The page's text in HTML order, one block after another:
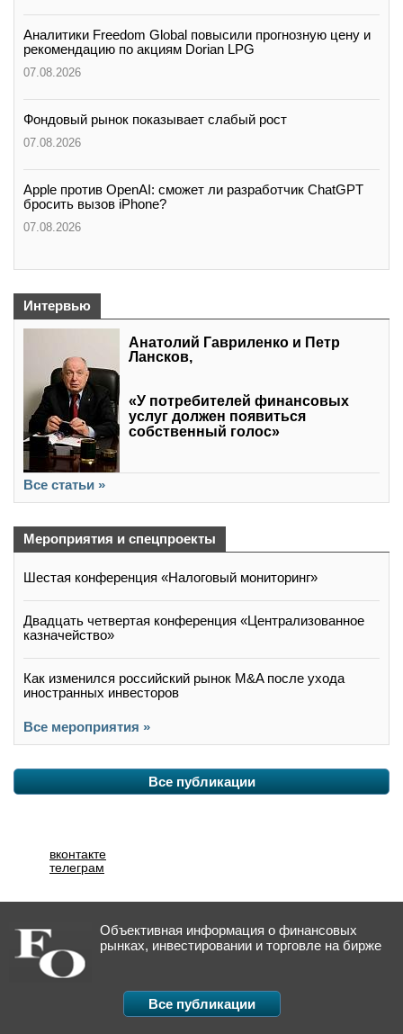
Аналитики Freedom Global повысили прогнозную цену и
рекомендацию по акциям Dorian LPG
07.08.2026
Фондовый рынок показывает слабый рост
07.08.2026
Apple против OpenAI: сможет ли разработчик ChatGPT
бросить вызов iPhone?
07.08.2026
Интервью
Анатолий Гавриленко и Петр
Лансков,
«У потребителей финансовых
услуг должен появиться
собственный голос»
Все статьи »
Мероприятия и спецпроекты
Шестая конференция «Налоговый мониторинг»
Двадцать четвертая конференция «Централизованное
казначейство»
Как изменился российский рынок M&A после ухода
иностранных инвесторов
Все мероприятия »
Все публикации
вконтакте
телеграм
Объективная информация о финансовых
рынках, инвестировании и торговле на бирже
Все публикации